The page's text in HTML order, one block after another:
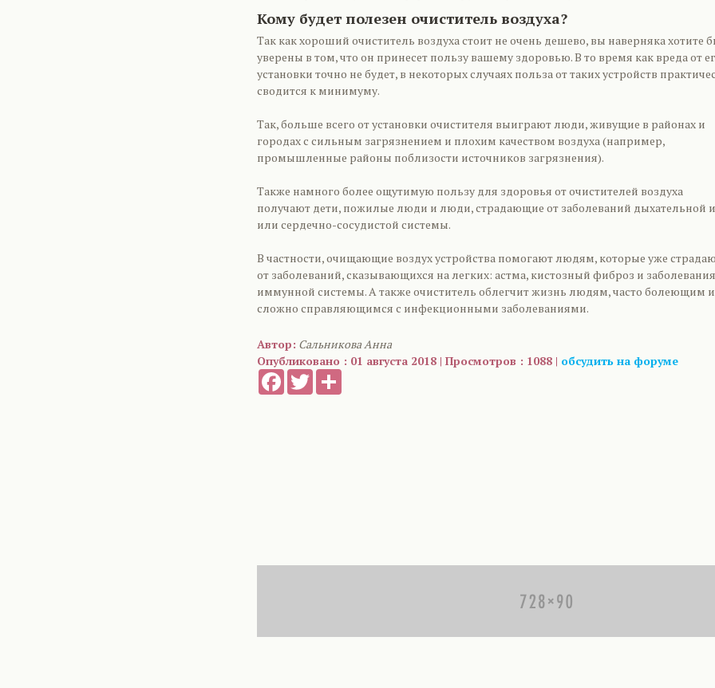
Кому будет полезен очиститель воздуха?
Так как хороший очиститель воздуха стоит не очень дешево, вы наверняка хотите
уверены в том, что он принесет пользу вашему здоровью. В то время как вреда от
установки точно не будет, в некоторых случаях польза от таких устройств
сводится к минимуму.
Так, больше всего от установки очистителя выиграют люди, живущие в районах и
городах с сильным загрязнением и плохим качеством воздуха (например,
промышленные районы поблизости источников загрязнения).
Также намного более ощутимую пользу для здоровья от очистителей воздуха
получают дети, пожилые люди и люди, страдающие от заболеваний дыхательной
или сердечно-сосудистой системы.
В частности, очищающие воздух устройства помогают людям, которые уже
от заболеваний, сказывающихся на легких: астма, кистозный фиброз и заболевания
иммунной системы. А также очиститель облегчит жизнь людям, часто болеющим и
сложно справляющимся с инфекционными заболеваниями.
Автор: Сальникова Анна
Опубликовано : 01 августа 2018 | Просмотров : 1088 | обсудить на форуме
FacebookTwitter